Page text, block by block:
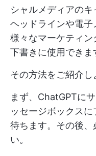
シャルメディアの
ヘッドラインや電子
様々なマーケティ
下書きに使用できま
その方法をご紹介し
まず、ChatGPTに
ッセージボックス
待ちます。その後、
い。